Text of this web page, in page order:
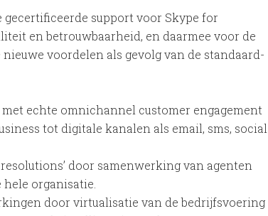
gecertificeerde support voor Skype for
en betrouwbaarheid, en daarmee voor de
voordelen als gevolg van de standaard-
echte omnichannel customer engagement
tot digitale kanalen als email, sms, social
door samenwerking van agenten
organisatie.
door virtualisatie van de bedrijfsvoering